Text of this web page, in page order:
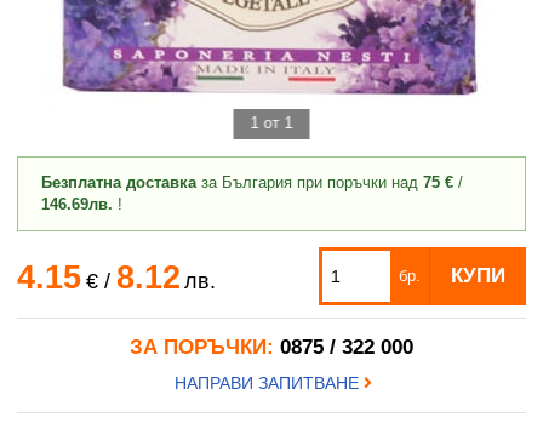
1 от 1
Безплатна доставказа България при поръчки над 75 € /
146.69лв. !
4.15 €/ 8.12 лв. бр. КУПИ
ЗА ПОРЪЧКИ: 0875 / 322 000
НАПРАВИ ЗАПИТВАНЕ